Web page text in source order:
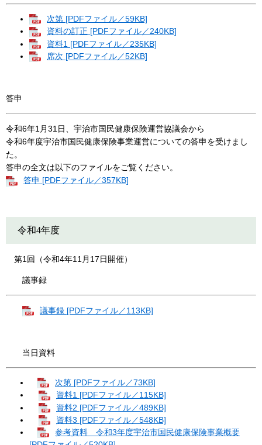
次第 [PDFファイル／59KB]
資料の訂正 [PDFファイル／240KB]
資料1 [PDFファイル／235KB]
席次 [PDFファイル／52KB]
答申
令和6年1月31日、宇治市国民健康保険運営協議会から
令和6年度宇治市国民健康保険事業運営についての答申を受けまし
た。
答申の全文は以下のファイルをご覧ください。
答申 [PDFファイル／357KB]
令和4年度
第1回（令和4年11月17日開催）
議事録
議事録 [PDFファイル／113KB]
当日資料
次第 [PDFファイル／73KB]
資料1 [PDFファイル／115KB]
資料2 [PDFファイル／489KB]
資料3 [PDFファイル／548KB]
参考資料 令和3年度宇治市国民健康保険事業概要